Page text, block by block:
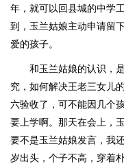
年，就可以回县城的中学
到，玉兰姑娘主动申请留
爱的孩子。
和玉兰姑娘的认识，
究，如何解决王老三女儿
六验收了，可不能因几个
要上学啊。那天在会上，
要不是玉兰姑娘发言，我
岁出头，个子不高，穿着